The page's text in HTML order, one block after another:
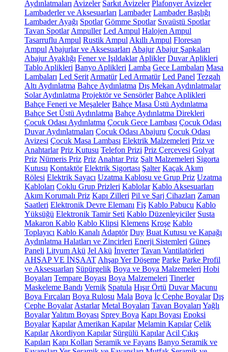
Aydınlatmaları Avizeler Sarkıt Avizeler Plafonyer Avizeler
Lambaderler ve Aksesuarları Lambader Lambader Başlığı
Lambader Ayağı Spotlar Gömme Spotlar Sıvaüstü Spotlar
Tavan Spotlar Ampuller Led Ampul Halojen Ampul
Tasarruflu Ampul Rustik Ampul Akıllı Ampul Floresan
Ampul Abajurlar ve Aksesuarları Abajur Abajur Şapkaları
Abajur Ayaklığı Fener ve Işıldaklar Aplikler Duvar Aplikleri
Tablo Aplikleri Banyo Aplikleri Lamba Gece Lambaları Masa
Lambaları Led Şerit Armatür Led Armatür Led Panel Tezgah
Altı Aydınlatma Bahçe Aydınlatma Dış Mekan Aydınlatmalar
Solar Aydınlatma Projektör ve Sensörler Bahçe Aplikleri
Bahçe Feneri ve Meşaleler Bahçe Masa Üstü Aydınlatma
Bahçe Set Üstü Aydınlatma Bahçe Aydınlatma Direkleri
Çocuk Odası Aydınlatma Çocuk Gece Lambası Çocuk Odası
Duvar Aydınlatmaları Çocuk Odası Abajuru Çocuk Odası
Avizesi Çocuk Masa Lambası Elektrik Malzemeleri Priz ve
Anahtarlar Priz Kutusu Telefon Prizi Priz Çerçevesi Golyat
Priz Nümeris Priz Priz Anahtar Priz Şalt Malzemeleri Sigorta
Kutusu Kontaktör Elektrik Sigortası Şalter Kaçak Akım
Rölesi Elektrik Sayacı Uzatma Kablosu ve Grup Priz Uzatma
Kabloları Çoklu Grup Prizleri Kablolar Kablo Aksesuarları
Akım Korumalı Priz Kapı Zilleri Pil ve Şarj Cihazları Zaman
Saatleri Elektronik Devre Elemanı Fiş Kablo Pabucu Kablo
Yüksüğü Elektronik Tamir Seti Kablo Düzenleyiciler Susta
Makaron Kablo Kablo Klipsi Klemens Kroşe Kablo
Toplayıcı Kablo Kanalı Adaptör Duy Buat Kutusu ve Kapağı
Aydınlatma Halatları ve Zincirleri Enerji Sistemleri Güneş
Paneli Lityum Akü Jel Akü İnverter Tavan Vantilatörleri
AHŞAP VE İNŞAAT Ahşap Yer Döşeme Parke Parke Profil
ve Aksesuarları Süpürgelik Boya ve Boya Malzemeleri Hobi
Boyaları Tempare Boyası Boya Malzemeleri Tinerler
Maskeleme Bandı Vernik Spatula Hışır Örtü Duvar Macunu
Boya Fırçaları Boya Rulosu Mala Boya İç Cephe Boyalar Dış
Cephe Boyalar Astarlar Metal Boyaları Tavan Boyaları Yağlı
BoyalarYalıtım Boyası Sprey Boya Kapı Boyası Epoksi
Boyalar Kapılar Amerikan Kapılar Melamin Kapılar Çelik
Kapılar Akordiyon Kapılar Sürgülü Kapılar Acil Çıkış
Kapıları Kapı Kolları Seramik ve Fayans Banyo Seramik ve